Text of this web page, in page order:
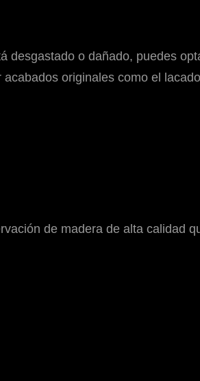
desgastado o dañado, puedes
originales como el
de madera de alta calidad